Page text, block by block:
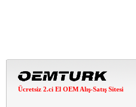
Ücretsiz 2.ci El OEM Alış-Satış Sitesi